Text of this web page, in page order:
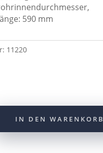
590 mm
11220
IN DEN WARENKORB